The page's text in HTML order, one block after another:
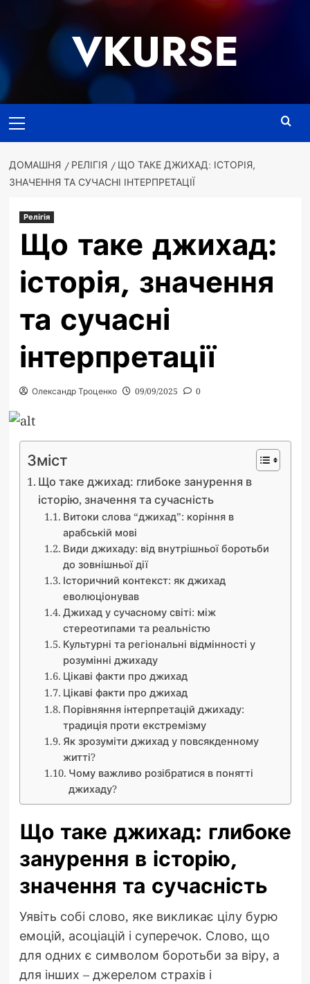
VKURSE
меню
ДОМАШНЯ РЕЛІГІЯ
ЩО ТАКЕ ДЖИХАД: ІСТОРІЯ,
ЗНАЧЕННЯ ТА СУЧАСНІ ІНТЕРПРЕТАЦІЇ
Релігія
Що таке джихад:
історія, значення
та сучасні
інтерпретації
Олександр Троценко 09/09/2025 0
Зміст
Що таке джихад: глибоке занурення в
історію, значення та сучасність
Витоки слова “джихад”: коріння в
арабській мові
Види джихаду: від внутрішньої боротьби
до зовнішньої дії
Історичний контекст: як джихад
еволюціонував
Джихад у сучасному світі: між
стереотипами та реальністю
Культурні та регіональні відмінності у
розумінні джихаду
Цікаві факти про джихад
Цікаві факти про джихад
Порівняння інтерпретацій джихаду:
традиція проти екстремізму
Як зрозуміти джихад у повсякденному
житті?
Чому важливо розібратися в понятті
джихаду?
Що таке джихад: глибоке
занурення в історію,
значення та сучасність
Уявіть собі слово, яке викликає цілу бурю
емоцій, асоціацій і суперечок. Слово, що
для одних є символом боротьби за віру, а
для інших – джерелом страхів і